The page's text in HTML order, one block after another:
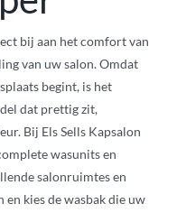
bij aan het comfort van
van uw salon. Omdat
begint, is het
dat prettig zit,
Bij Els Sells Kapsalon
wasunits en
salonruimtes en
kies de wasbak die uw